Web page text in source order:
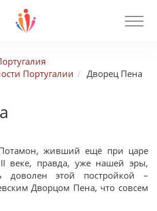
Португалии
Дворец Пена
живший ещё при царе
веке, правда, уже нашей эры,
этой постройкой –
Дворцом Пена, что совсем